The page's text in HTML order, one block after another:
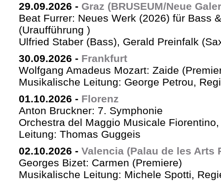
29.09.2026 - Graz (BRUSEUM/Neue
Beat Furrer: Neues Werk (2026) für Bass
(Uraufführung )
Ulfried Staber (Bass), Gerald Preinfalk
30.09.2026 - Frankfurt
Wolfgang Amadeus Mozart: Zaide
Musikalische Leitung: George Petrou,
01.10.2026 - Florenz
Anton Bruckner: 7. Symphonie
Orchestra del Maggio Musicale
Leitung: Thomas Guggeis
02.10.2026 - Valencia (Palau de les Arts
Georges Bizet: Carmen (Premiere)
Musikalische Leitung: Michele Spotti,